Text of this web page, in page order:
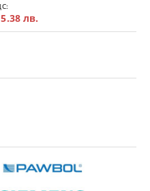
5.38 лв.